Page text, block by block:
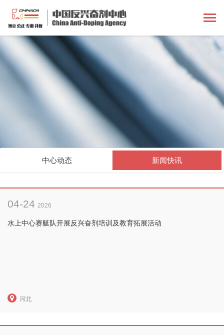
中心动态 新闻快讯
04-24 2026
水上中心赛艇队开展反兴奋剂培训及教育拓展活动
河北